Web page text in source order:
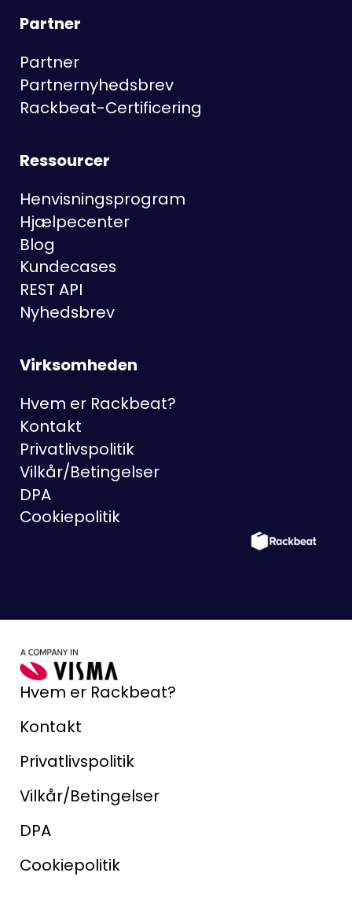
Partner
Partner
Partnernyhedsbrev
Rackbeat-Certificering
Ressourcer
Henvisningsprogram
Hjælpecenter
Blog
Kundecases
REST API
Nyhedsbrev
Virksomheden
Hvem er Rackbeat?
Kontakt
Privatlivspolitik
Vilkår/Betingelser
DPA
Cookiepolitik
Hvem er Rackbeat?
Kontakt
Privatlivspolitik
Vilkår/Betingelser
DPA
Cookiepolitik